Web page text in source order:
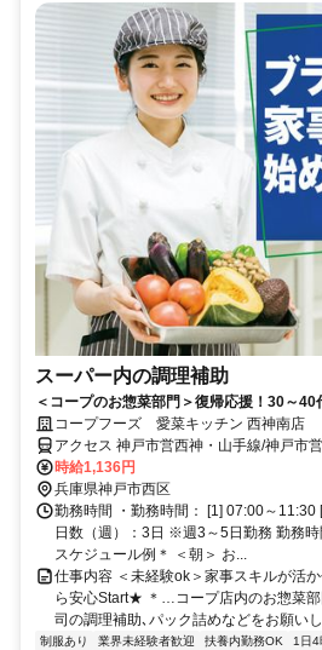
スーパー内の調理補助
＜コープのお惣菜部門＞復帰応援！30～
～短時間OKで子育て両立♪特売品情報もイ
コープフーズ 愛菜キッチン 西神南店
アクセス 神戸市営西神・山手線/神戸市
神戸市営西神・山手線 伊川谷北出口徒
手線/神戸市営北神線 西神中央西出口徒歩
時給1,136円
兵庫県神戸市西区
勤務時間 ・勤務時間： [1] 07:00～
日数（週）：3日 ※週3～5日勤務 勤務
スケジュール例＊ ＜朝＞ お...
仕事内容 ＜未経験ok＞家事スキルが活
ら安心Start★ ＊…コープ店内のお惣菜
司の調理補助､パック詰めなどをお願い
制服あり 業界未経験者歓迎 扶養内勤務OK 1日4